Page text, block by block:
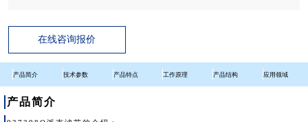
在线咨询报价
产品简介 技术参数 产品特点 工作原理 产品结构 应用领域
产品简介